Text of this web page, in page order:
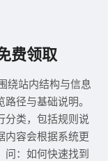
费领取
绕站内结构与信息
径与基础说明。
分类，包括规则说
内容会根据系统更
问：如何快速找到